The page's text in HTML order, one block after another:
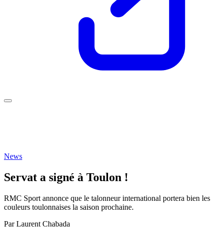
News
Servat a signé à Toulon !
RMC Sport annonce que le talonneur international portera bien les
couleurs toulonnaises la saison prochaine.
Par Laurent Chabada